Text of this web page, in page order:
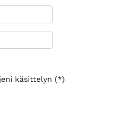
käsittelyn (*)